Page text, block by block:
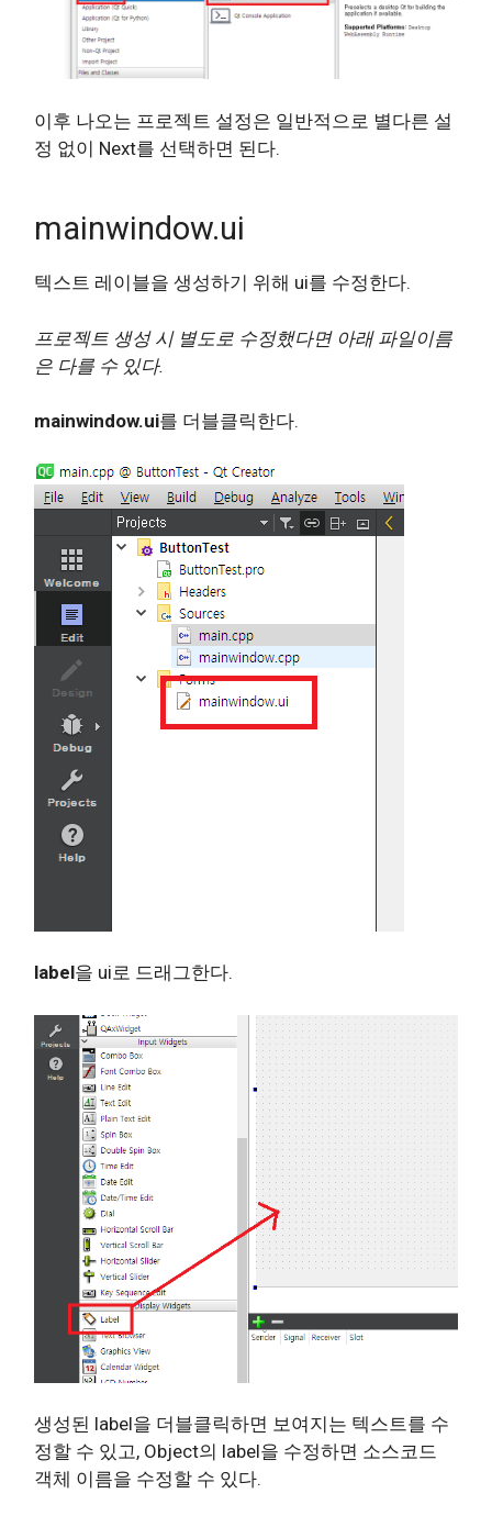
이후 나오는 프로젝트 설정은 일반적으로 별다른 설
정 없이 Next를 선택하면 된다.
mainwindow.ui
텍스트 레이블을 생성하기 위해 ui를 수정한다.
프로젝트 생성 시 별도로 수정했다면 아래 파일이름
은 다를 수 있다.
mainwindow.ui를 더블클릭한다.
label을 ui로 드래그한다.
생성된 label을 더블클릭하면 보여지는 텍스트를 수
정할 수 있고, Object의 label을 수정하면 소스코드
객체 이름을 수정할 수 있다.